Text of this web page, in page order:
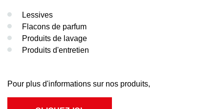
Lessives
Flacons de parfum
Produits de lavage
Produits d'entretien
Pour plus d'informations sur nos produits,